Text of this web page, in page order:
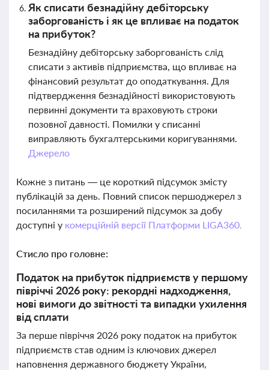
Як списати безнадійну дебіторську
заборгованість і як це впливає на податок
на прибуток?
Безнадійну дебіторську заборгованість слід
списати з активів підприємства, що впливає на
фінансовий результат до оподаткування. Для
підтвердження безнадійності використовують
первинні документи та враховують строки
позовної давності. Помилки у списанні
виправляють бухгалтерськими коригуваннями.
Джерело
Кожне з питань — це короткий підсумок змісту
публікацій за день. Повний список першоджерел з
посиланнями та розширений підсумок за добу
доступні у комерційній версії Платформи LIGA360.
Стисло про головне:
Податок на прибуток підприємств у першому
півріччі 2026 року: рекордні надходження,
нові вимоги до звітності та випадки ухилення
від сплати
За перше півріччя 2026 року податок на прибуток
підприємств став одним із ключових джерел
наповнення державного бюджету України,